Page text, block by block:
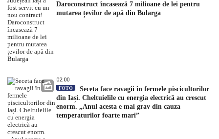
Daroconstruct încasează 7 milioane de lei pentru
mutarea țevilor de apă din Bularga
02:00
FOTO
Seceta face ravagii în fermele piscicultorilor
din Iași. Cheltuielile cu energia electrică au crescut
enorm. „Anul acesta e mai grav din cauza
temperaturilor foarte mari”